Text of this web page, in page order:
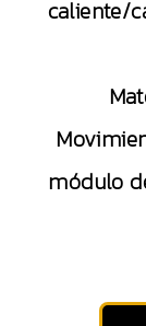
caliente/
módulo